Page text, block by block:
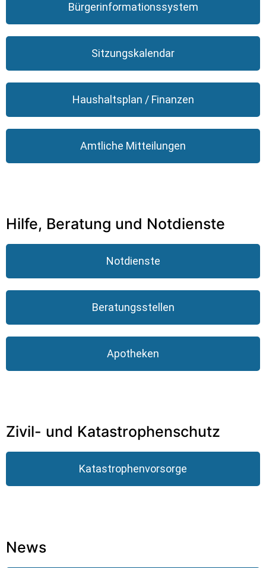
Bürgerinformationssystem
Sitzungskalendar
Haushaltsplan / Finanzen
Amtliche Mitteilungen
Hilfe, Beratung und Notdienste
Notdienste
Beratungsstellen
Apotheken
Zivil- und Katastrophenschutz
Katastrophenvorsorge
News